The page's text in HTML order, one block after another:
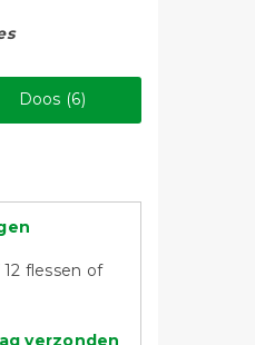
Doos (6)
flessen of
verzonden